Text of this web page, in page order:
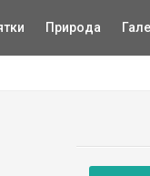
Природа